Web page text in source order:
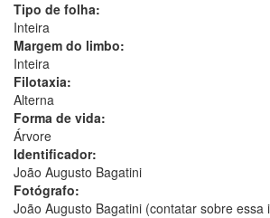
Tipo de folha:
Inteira
Margem do limbo:
Inteira
Filotaxia:
Alterna
Forma de vida:
Árvore
Identificador:
João Augusto Bagatini
Fotógrafo:
João Augusto Bagatini (contatar sobre essa